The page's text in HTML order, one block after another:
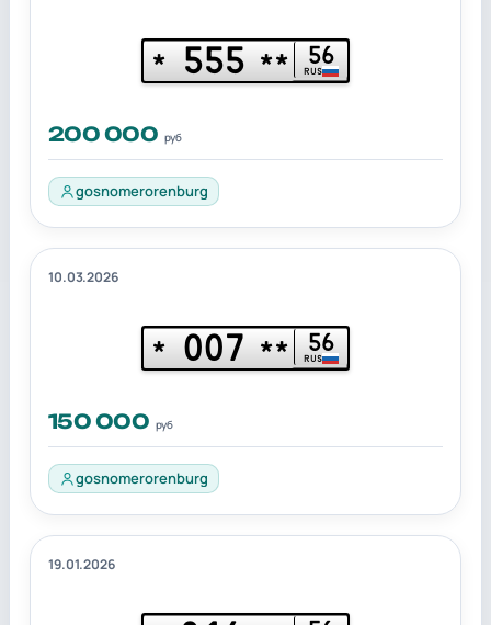
* 555 ** 56
RUS
200 000 руб
gosnomerorenburg
10.03.2026
* 007 ** 56
RUS
150 000 руб
gosnomerorenburg
19.01.2026